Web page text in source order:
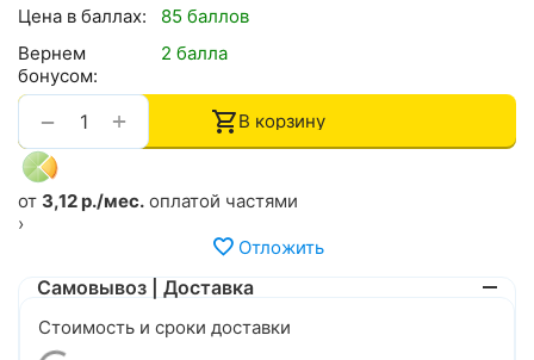
Цена в баллах:
85 баллов
Вернем
бонусом:
2 балла
+
− В корзину
от 3,12 р./мес. оплатой частями
›
Отложить
Самовывоз | Доставка
Стоимость и сроки доставки